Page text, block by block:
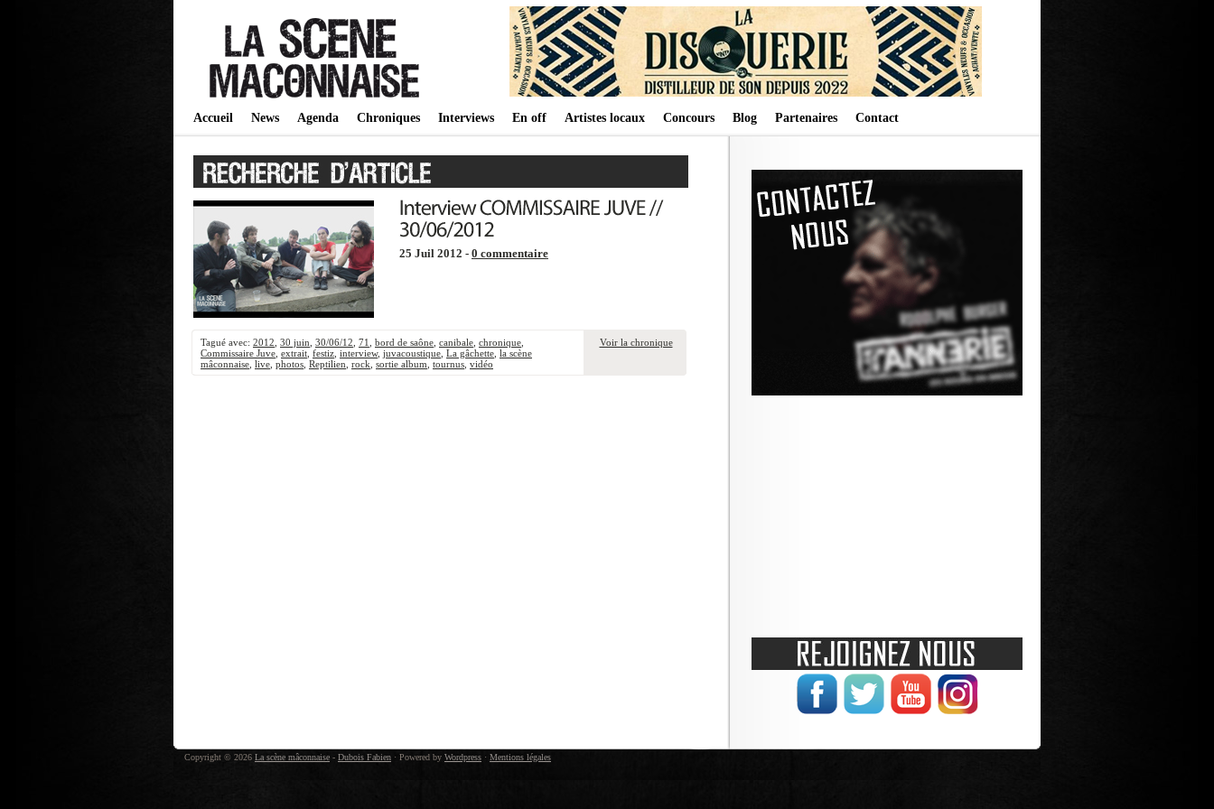
Accueil News Agenda Chroniques Interviews En off Artistes locaux Concours Blog Partenaires Contact
25 Juil 2012 - 0 commentaire
Tagué avec: 2012 30 juin 30/06/12 71 bord de saône canibale chronique
Commissaire Juve extrait festiz interview, juvacoustique La gâchette la scène
mâconnaise live photos Reptilien rock sortie album tournus vidéo
Voir la chronique
Copyright © 2026 La scène mâconnaise - Dubois Fabien · Powered by Wordpress · Mentions légales